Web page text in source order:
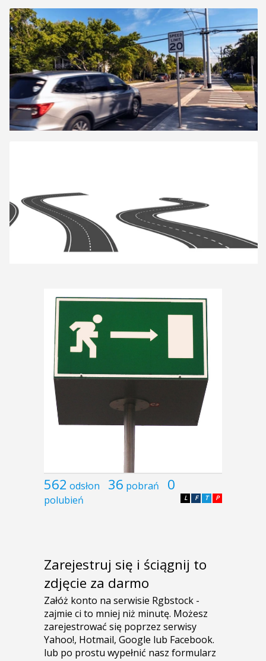
562 odsłon 36 pobrań 0
polubień P
T
F
L
Zarejestruj się i ściągnij to
zdjęcie za darmo